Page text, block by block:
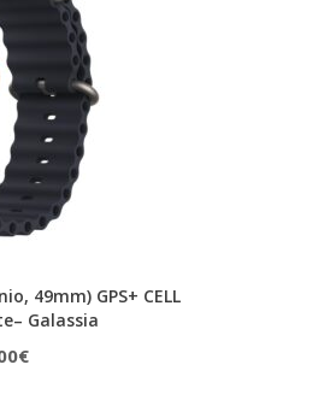
840,00€.
49mm) GPS+ CELL
Galassia
€Il